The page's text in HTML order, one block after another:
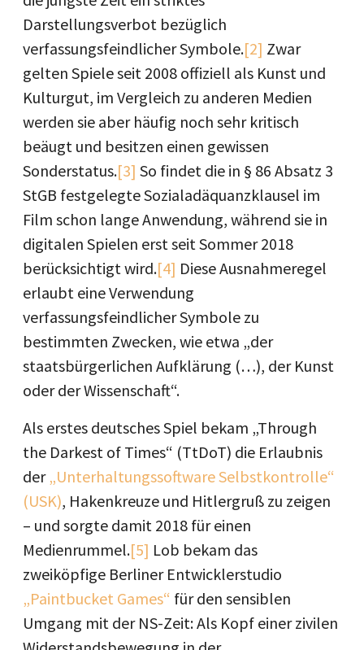
Darstellungsverbot bezüglich
verfassungsfeindlicher Symbole.[2] Zwar
gelten Spiele seit 2008 offiziell als Kunst und
Kulturgut, im Vergleich zu anderen Medien
werden sie aber häufig noch sehr kritisch
beäugt und besitzen einen gewissen
Sonderstatus.[3] So findet die in § 86 Absatz 3
StGB festgelegte Sozialadäquanzklausel im
Film schon lange Anwendung, während sie in
digitalen Spielen erst seit Sommer 2018
berücksichtigt wird.[4] Diese Ausnahmeregel
erlaubt eine Verwendung
verfassungsfeindlicher Symbole zu
bestimmten Zwecken, wie etwa „der
staatsbürgerlichen Aufklärung (…), der Kunst
oder der Wissenschaft“.
Als erstes deutsches Spiel bekam „Through
the Darkest of Times“ (TtDoT) die Erlaubnis
der „Unterhaltungssoftware Selbstkontrolle“
(USK), Hakenkreuze und Hitlergruß zu zeigen
– und sorgte damit 2018 für einen
Medienrummel.[5] Lob bekam das
zweiköpfige Berliner Entwicklerstudio
„Paintbucket Games“ für den sensiblen
Umgang mit der NS-Zeit: Als Kopf einer zivilen